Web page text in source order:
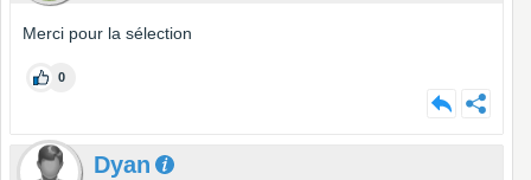
Merci pour la sélection
0
Dyan